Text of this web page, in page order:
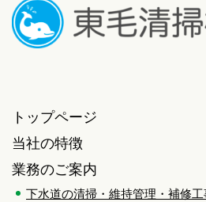
トップページ
当社の特徴
業務のご案内
下水道の清掃・維持管理・補修工